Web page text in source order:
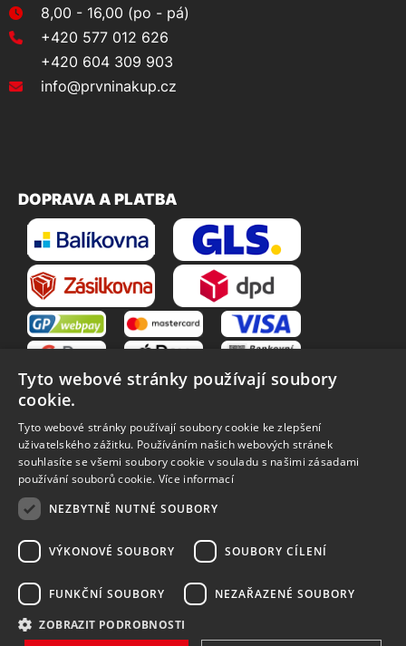
8,00 - 16,00 (po - pá)
+420 577 012 626
+420 604 309 903
info@prvninakup.cz
DOPRAVA A PLATBA
VŠE O NÁKUPU
O nás
Obchodní podmínky
Reklamační řád
Vrácení zboží
Zpracování osobních údajů
Způsoby dopravy
Tyto webové stránky používají soubory
cookie.
Tyto webové stránky používají soubory cookie ke zlepšení
uživatelského zážitku. Používáním našich webových stránek
souhlasíte se všemi soubory cookie v souladu s našimi zásadami
používání souborů cookie. Více informací
NEZBYTNĚ NUTNÉ SOUBORY
VÝKONOVÉ SOUBORY SOUBORY CÍLENÍ
FUNKČNÍ SOUBORY NEZAŘAZENÉ SOUBORY
ZOBRAZIT PODROBNOSTI